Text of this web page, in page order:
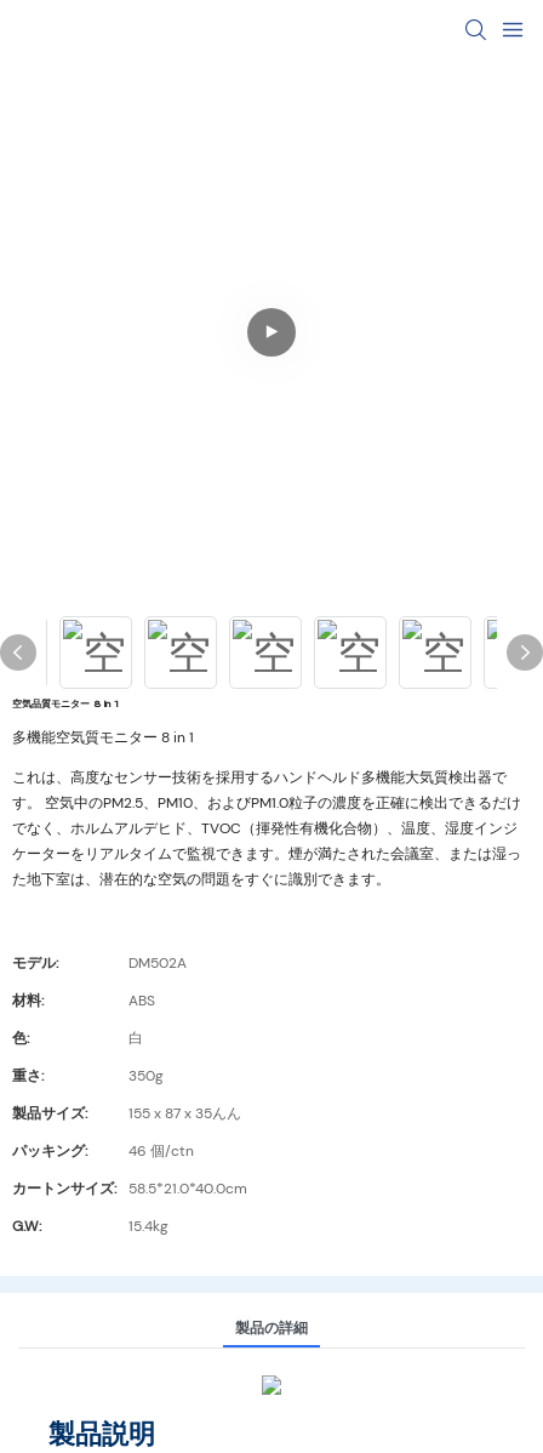
空気品質モニター 8 in 1
多機能空気質モニター 8 in 1
これは、高度なセンサー技術を採用するハンドヘルド多機能大気質検出器で
す。 空気中のPM2.5、PM10、およびPM1.0粒子の濃度を正確に検出できるだけ
でなく、ホルムアルデヒド、TVOC（揮発性有機化合物）、温度、湿度インジ
ケーターをリアルタイムで監視できます。煙が満たされた会議室、または湿っ
た地下室は、潜在的な空気の問題をすぐに識別できます。
モデル:
DM502A
材料:
ABS
色:
白
重さ:
350g
製品サイズ:
155 x 87 x 35んん
パッキング:
46 個/ctn
カートンサイズ:
58.5*21.0*40.0cm
G.W:
15.4kg
製品の詳細
製品説明